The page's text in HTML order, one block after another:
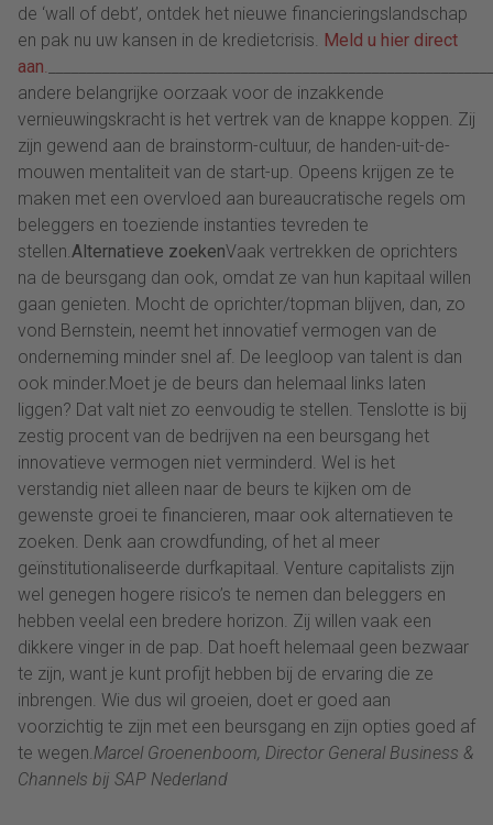
de ‘wall of debt’, ontdek het nieuwe financieringslandschap
en pak nu uw kansen in de kredietcrisis. Meld u hier direct
aan.
andere belangrijke oorzaak voor de inzakkende
vernieuwingskracht is het vertrek van de knappe koppen. Zij
zijn gewend aan de brainstorm-cultuur, de handen-uit-de-
mouwen mentaliteit van de start-up. Opeens krijgen ze te
maken met een overvloed aan bureaucratische regels om
beleggers en toeziende instanties tevreden te
stellen.Alternatieve zoekenVaak vertrekken de oprichters
na de beursgang dan ook, omdat ze van hun kapitaal willen
gaan genieten. Mocht de oprichter/topman blijven, dan, zo
vond Bernstein, neemt het innovatief vermogen van de
onderneming minder snel af. De leegloop van talent is dan
ook minder.Moet je de beurs dan helemaal links laten
liggen? Dat valt niet zo eenvoudig te stellen. Tenslotte is bij
zestig procent van de bedrijven na een beursgang het
innovatieve vermogen niet verminderd. Wel is het
verstandig niet alleen naar de beurs te kijken om de
gewenste groei te financieren, maar ook alternatieven te
zoeken. Denk aan crowdfunding, of het al meer
geïnstitutionaliseerde durfkapitaal. Venture capitalists zijn
wel genegen hogere risico’s te nemen dan beleggers en
hebben veelal een bredere horizon. Zij willen vaak een
dikkere vinger in de pap. Dat hoeft helemaal geen bezwaar
te zijn, want je kunt profijt hebben bij de ervaring die ze
inbrengen. Wie dus wil groeien, doet er goed aan
voorzichtig te zijn met een beursgang en zijn opties goed af
te wegen.Marcel Groenenboom, Director General Business &
Channels bij SAP Nederland